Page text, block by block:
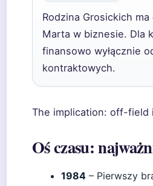
Rodzina Grosickich
Marta w biznesie. Dla
finansowo wyłącznie
kontraktowych.
The implication: off-field
Oś czasu:
1984 – Pierwszy